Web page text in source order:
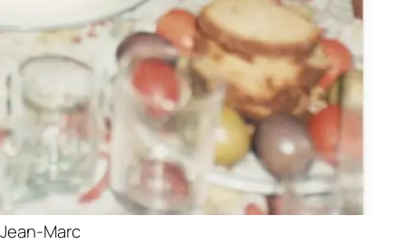
Marc